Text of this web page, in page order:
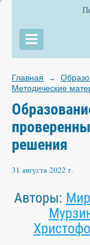
Главная →
Методические
решения
31 августа 2022 г.
Авторы: